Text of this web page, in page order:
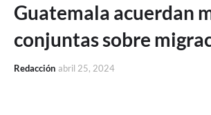
Guatemala acuerdan
conjuntas sobre
Redacción abril 25, 2024